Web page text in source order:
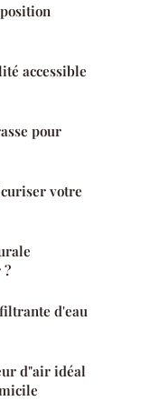
accessible
pour
votre
d'eau
d"air idéal